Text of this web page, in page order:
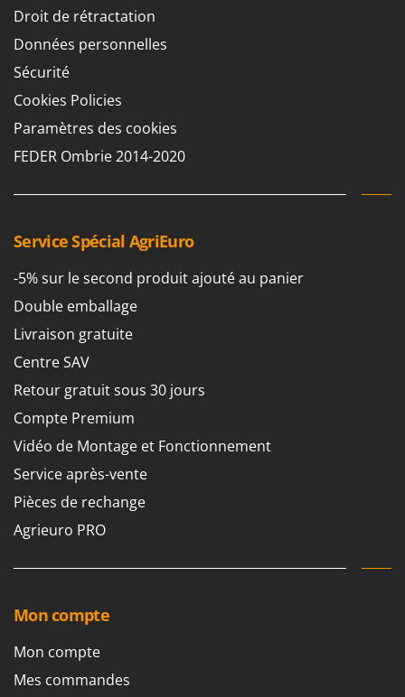
Droit de rétractation
Données personnelles
Sécurité
Cookies Policies
Paramètres des cookies
FEDER Ombrie 2014-2020
Service Spécial AgriEuro
-5% sur le second produit ajouté au panier
Double emballage
Livraison gratuite
Centre SAV
Retour gratuit sous 30 jours
Compte Premium
Vidéo de Montage et Fonctionnement
Service après-vente
Pièces de rechange
Agrieuro PRO
Mon compte
Mon compte
Mes commandes